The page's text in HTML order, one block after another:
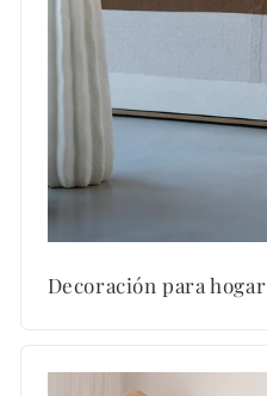
Decoración para hogar